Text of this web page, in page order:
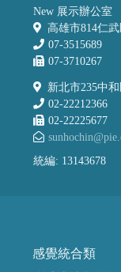
New 展示辦公室
高雄市814仁
07-3515689
07-3710267
新北市235中
02-22212366
02-22225677
統編: 13143678
感覺統合類